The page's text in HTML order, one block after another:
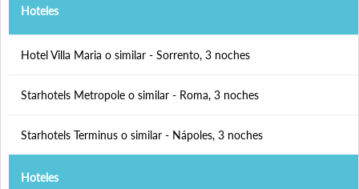
Hoteles
Hotel Villa Maria o similar - Sorrento, 3 noches
Starhotels Metropole o similar - Roma, 3 noches
Starhotels Terminus o similar - Nápoles, 3 noches
Hoteles